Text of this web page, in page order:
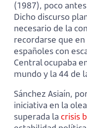
(1987), poco
Dicho discurso
necesario de la
recordarse que
españoles con
Central ocupaba
mundo y la 44 de
Sánchez Asiaín,
iniciativa en la
superada la crisis